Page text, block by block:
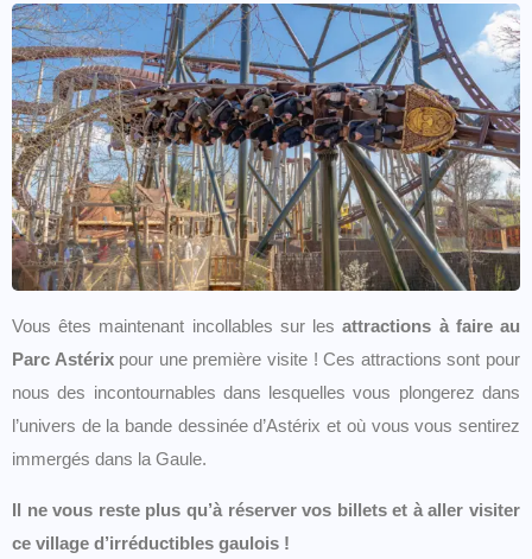
Vous êtes maintenant incollables sur lesattractions à faire au
Parc Astérixpour une première visite ! Ces attractions sont pour
nous des incontournables dans lesquelles vous plongerez dans
l’univers de la bande dessinée d’Astérix et où vous vous sentirez
immergés dans la Gaule.
Il ne vous reste plus qu’à réserver vos billets et à aller visiter
ce village d’irréductibles gaulois !